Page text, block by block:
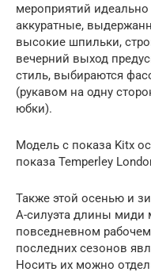
мероприятий
аккуратные,
высокие шпильки,
вечерний выход
стиль, выбираются
(рукавом на одну
юбки).
Модель с показа Kitx
показа Temperley
Также этой осенью и
А-силуэта длины миди
повседневном
последних сезонов
Носить их можно